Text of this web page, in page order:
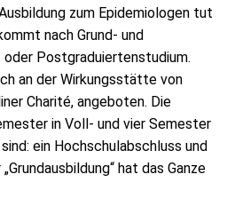
zum Epidemiologen tut
nach Grund- und
Postgraduiertenstudium.
an der Wirkungsstätte von
Charité, angeboten. Die
in Voll- und vier Semester
ein Hochschulabschluss und
hat das Ganze